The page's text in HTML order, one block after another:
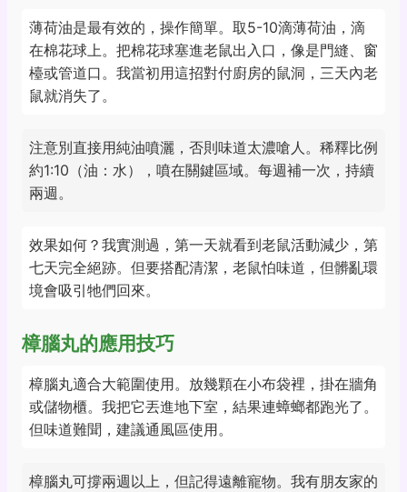
薄荷油是最有效的，操作簡單。取5-10滴薄荷油，滴
在棉花球上。把棉花球塞進老鼠出入口，像是門縫、窗
檯或管道口。我當初用這招對付廚房的鼠洞，三天內老
鼠就消失了。
注意別直接用純油噴灑，否則味道太濃嗆人。稀釋比例
約1:10（油：水），噴在關鍵區域。每週補一次，持續
兩週。
效果如何？我實測過，第一天就看到老鼠活動減少，第
七天完全絕跡。但要搭配清潔，老鼠怕味道，但髒亂環
境會吸引牠們回來。
樟腦丸的應用技巧
樟腦丸適合大範圍使用。放幾顆在小布袋裡，掛在牆角
或儲物櫃。我把它丟進地下室，結果連蟑螂都跑光了。
但味道難聞，建議通風區使用。
樟腦丸可撐兩週以上，但記得遠離寵物。我有朋友家的